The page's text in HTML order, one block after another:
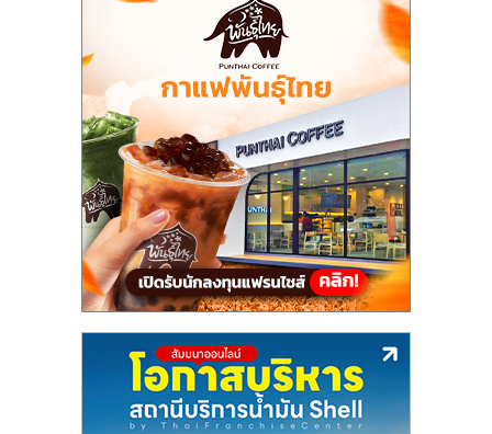
ปรึกษา
แฟ
ไชส์,
รวม
แฟ